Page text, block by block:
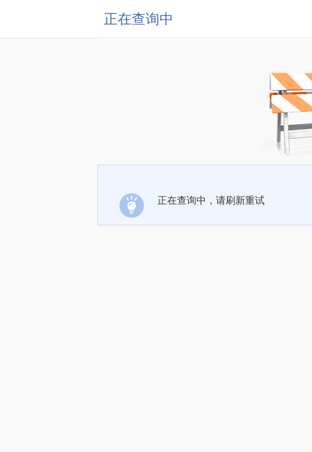
正在查询中
正在查询中，请刷新重试